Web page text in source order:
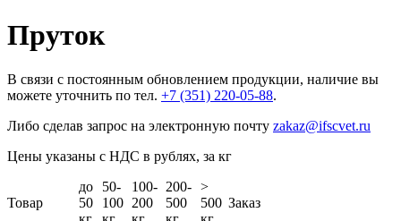
Пруток
В связи с постоянным обновлением продукции, наличие вы
можете уточнить по тел. +7 (351) 220-05-88.
Либо сделав запрос на электронную почту zakaz@ifscvet.ru
Цены указаны с НДС в рублях, за кг
Товар
до
50
50-
100
100-
200
200-
500
>
500 Заказ